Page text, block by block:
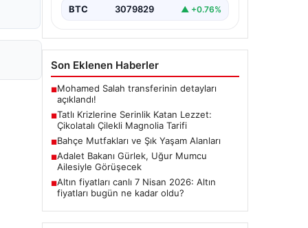
BTC 3079829 ▲ +0.76%
Son Eklenen Haberler
■Mohamed Salah transferinin detayları
açıklandı!
■Tatlı Krizlerine Serinlik Katan Lezzet:
Çikolatalı Çilekli Magnolia Tarifi
■Bahçe Mutfakları ve Şık Yaşam Alanları
■Adalet Bakanı Gürlek, Uğur Mumcu
Ailesiyle Görüşecek
■Altın fiyatları canlı 7 Nisan 2026: Altın
fiyatları bugün ne kadar oldu?